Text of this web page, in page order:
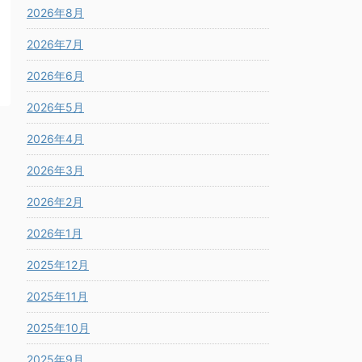
2026年8月
2026年7月
2026年6月
2026年5月
2026年4月
2026年3月
2026年2月
2026年1月
2025年12月
2025年11月
2025年10月
2025年9月